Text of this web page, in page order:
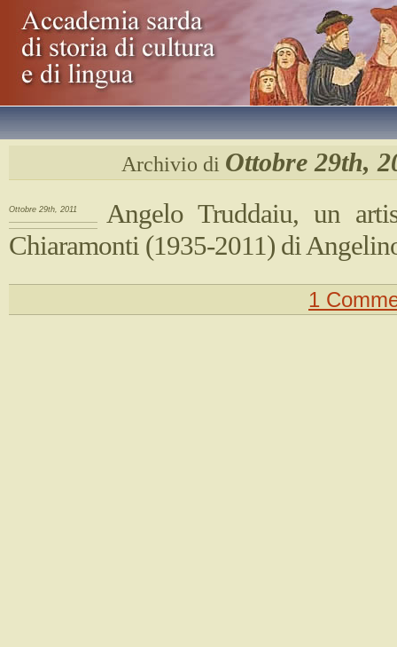
Archivio di Ottobre 29th,
Ottobre 29th, 2011
Angelo Truddaiu, un
Chiaramonti (1935-2011) di
1